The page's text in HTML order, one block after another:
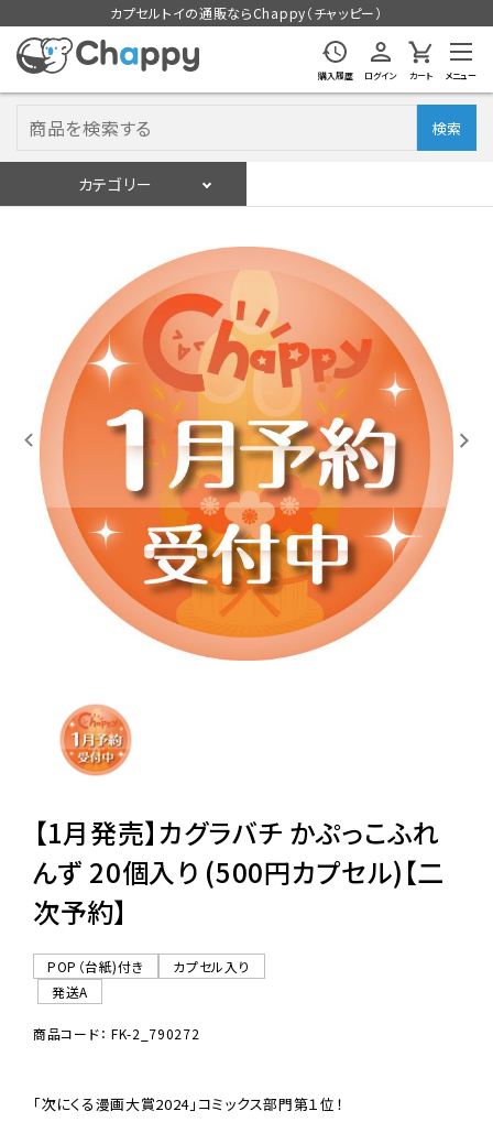
カプセルトイの通販ならChappy（チャッピー）
購入履歴 ログイン カート メニュー
検索
カテゴリー
入荷スケジュールをチェック
カプセルトイマシン本体
カプセルトイ
販促用空カプセル
レンタル
景品・玩具・文具
販促用カプセルトイ
06-6282-7659
【1月発売】カグラバチ かぷっこふれ
んず 20個入り (500円カプセル)【二
次予約】
POP（台紙)付き
カプセル入り
発送A
商品コード： FK-2_790272
「次にくる漫画大賞2024」コミックス部門第１位！